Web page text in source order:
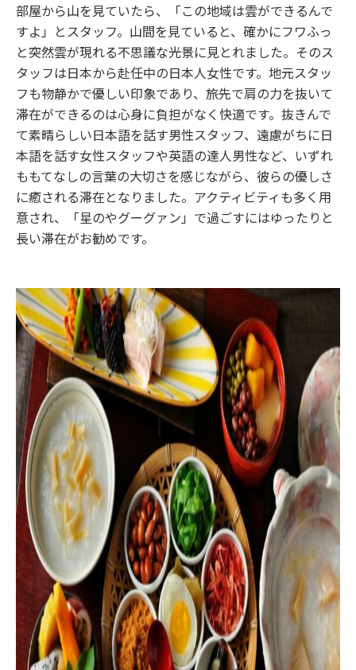
部屋から山を見ていたら、「この地域は雲ができるんで
すよ」とスタッフ。山間を見ていると、確かにフワふっ
と突然雲が現れる不思議な光景に見とれました。そのス
タッフは日本から赴任中の日本人女性です。地元スタッ
フも物静かで優しい印象であり、旅先で肩の力を抜いて
滞在ができるのは心身に負担がなく快適です。抜きんで
て素晴らしい日本語を話す男性スタッフ、遠慮がちに日
本語を話す女性スタッフや英語の達人男性など、いずれ
ももてなしの言葉の大切さを感じながら、彼らの優しさ
に癒される滞在となりました。アクティビティも多く用
意され、「星のやグーグァン」で過ごすにはゆったりと
長い滞在がお勧めです。